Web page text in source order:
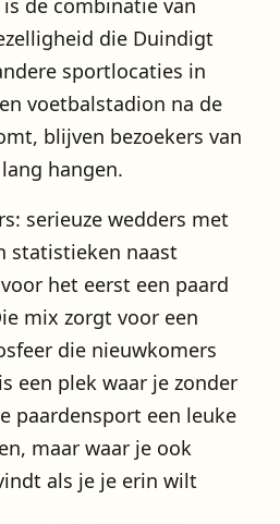
de combinatie van
die Duindigt
sportlocaties in
voetbalstadion na de
blijven bezoekers van
hangen.
serieuze wedders met
statistieken naast
het eerst een paard
mix zorgt voor een
die nieuwkomers
een plek waar je zonder
paardensport een leuke
maar waar je ook
als je je erin wilt